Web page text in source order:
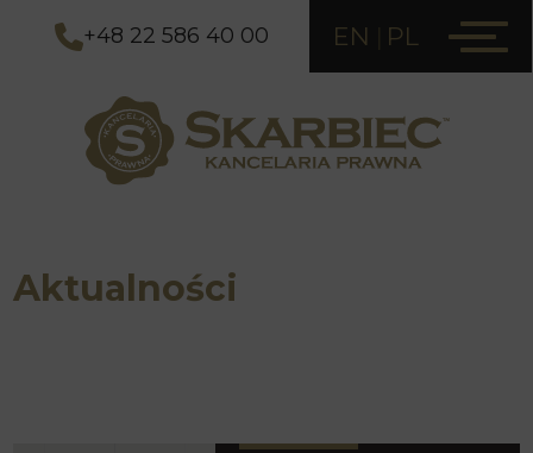
+48 22 586 40 00 EN PL
Aktualności